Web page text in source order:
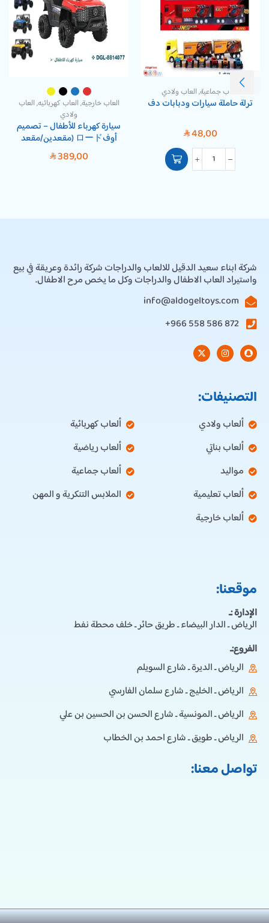
العاب جماعية,العاب ولادي
ترلة حاملة سيارات ودبابات دف
SAR48,00
العاب خارجية,العاب كهربائيه,العاب
ولادي
سيارة كهرباء للأطفال – تصميم
أوفロード (مقعدين/مقعد
عريض) SAR389,00
شركة ابناء سعيد الدقيل للالعاب والدراجات شركة رائدة وعريقة في بيع
واستيراد العاب الاطفال والدراجات وكل ما يخص مرح الاطفال.
info@aldogeltoys.com
872 586 558 966+
التصنيفات:
ألعاب ولادي
ألعاب بناتي
مواليد
ألعاب تعليمية
ألعاب خارجية
ألعاب كهربائية
ألعاب رياضية
ألعاب جماعية
الملابس التنكرية و المهن
موقعنا:
الإدارة :ـ
الرياض ـ الدار البيضاء ـ طريق حائر ـ خلف محطة نفط
الفروع:ـ
الرياض ـ الديرة ـ شارع السويلم
الرياض ـ الخليج ـ شارع سلمان الفارسي
الرياض ـ المونسية ـ شارع الحسن بن الحسين بن علي
الرياض ـ طويق ـ شارع احمد بن الخطاب
تواصل معنا: